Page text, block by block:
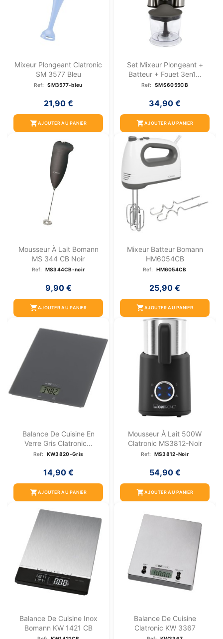
Mixeur Plongeant Clatronic
SM 3577 Bleu
Ref: SM3577-bleu
21,90 €
shopping_cartAJOUTER AU PANIER
Set Mixeur Plongeant +
Batteur + Fouet 3en1...
Ref: SMS6055CB
34,90 €
shopping_cartAJOUTER AU PANIER
Mousseur À Lait Bomann
MS 344 CB Noir
Ref: MS344CB-noir
9,90 €
shopping_cartAJOUTER AU PANIER
Mixeur Batteur Bomann
HM6054CB
Ref: HM6054CB
25,90 €
shopping_cartAJOUTER AU PANIER
Balance De Cuisine En
Verre Gris Clatronic...
Ref: KW3820-Gris
14,90 €
shopping_cartAJOUTER AU PANIER
Mousseur À Lait 500W
Clatronic MS3812-Noir
Ref: MS3812-Noir
54,90 €
shopping_cartAJOUTER AU PANIER
Balance De Cuisine Inox
Bomann KW 1421 CB
Balance De Cuisine
Clatronic KW 3367